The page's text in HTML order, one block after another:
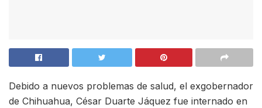
Debido a nuevos problemas de salud, el exgobernador
de Chihuahua, César Duarte Jáquez fue internado en